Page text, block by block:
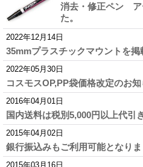
消去・修正ペン ア
た。
2022年12月14日
35mmプラスチックマウントを掲
2022年05月30日
コスモスOP,PP袋価格改定のお知
2016年04月01日
国内送料は税別5,000円以上代引
2015年04月02日
銀行振込みもご利用可能となりま
2015年03月16日